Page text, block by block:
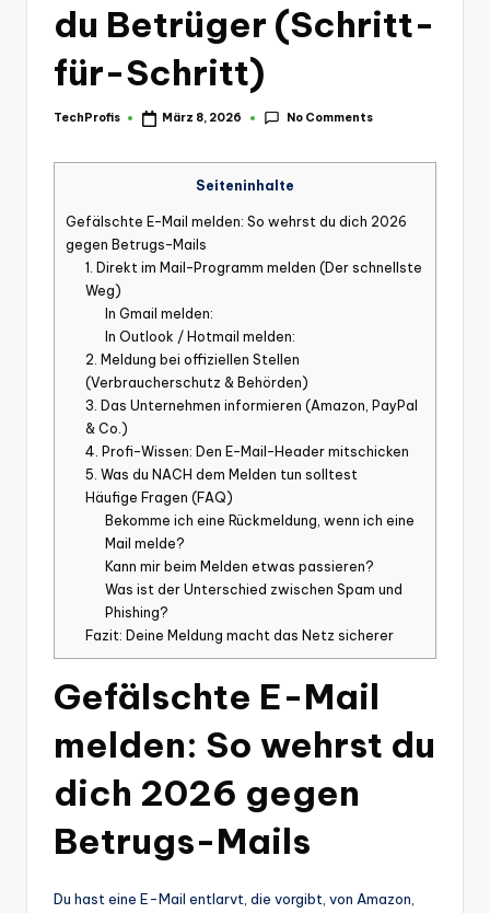
du Betrüger (Schritt-
für-Schritt)
Posted
TechProfis März 8, 2026 No Comments
Seiteninhalte
Gefälschte E-Mail melden: So wehrst du dich 2026
gegen Betrugs-Mails
1. Direkt im Mail-Programm melden (Der schnellste
Weg)
In Gmail melden:
In Outlook / Hotmail melden:
2. Meldung bei offiziellen Stellen
(Verbraucherschutz & Behörden)
3. Das Unternehmen informieren (Amazon, PayPal
& Co.)
4. Profi-Wissen: Den E-Mail-Header mitschicken
5. Was du NACH dem Melden tun solltest
Häufige Fragen (FAQ)
Bekomme ich eine Rückmeldung, wenn ich eine
Mail melde?
Kann mir beim Melden etwas passieren?
Was ist der Unterschied zwischen Spam und
Phishing?
Fazit: Deine Meldung macht das Netz sicherer
Gefälschte E-Mail
melden: So wehrst du
dich 2026 gegen
Betrugs-Mails
Du hast eine E-Mail entlarvt, die vorgibt, von Amazon,